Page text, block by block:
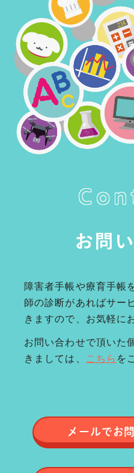
お問
障害者手帳や療育手帳
師の診断があればサー
きますので、お気軽に
お問い合わせで頂いた
きましては、
こちら を
メールでお